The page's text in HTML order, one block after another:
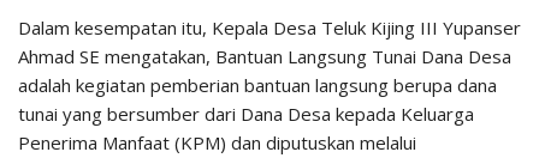
Dalam kesempatan itu, Kepala Desa Teluk Kijing III Yupanser
Ahmad SE mengatakan, Bantuan Langsung Tunai Dana Desa
adalah kegiatan pemberian bantuan langsung berupa dana
tunai yang bersumber dari Dana Desa kepada Keluarga
Penerima Manfaat (KPM) dan diputuskan melalui